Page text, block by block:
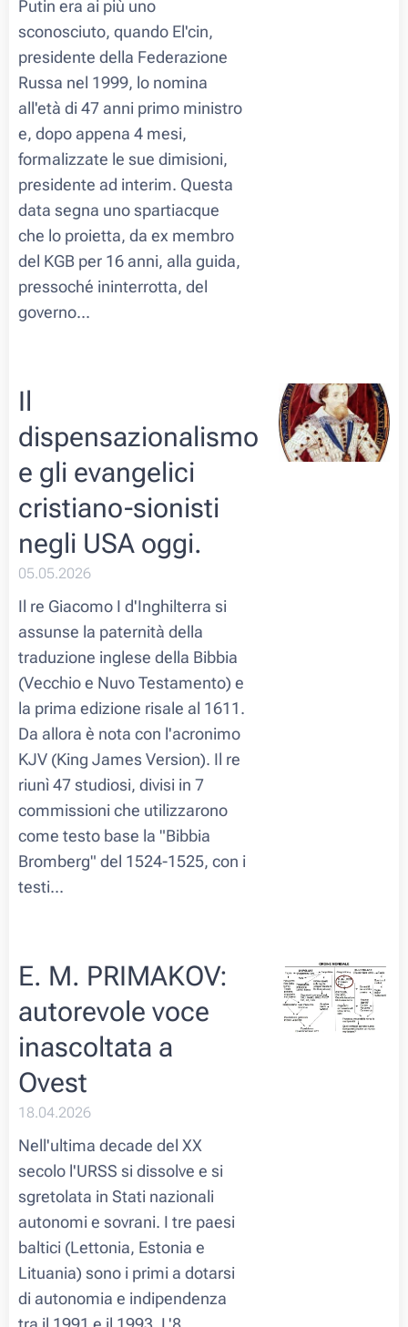
Putin era ai più uno
sconosciuto, quando El'cin,
presidente della Federazione
Russa nel 1999, lo nomina
all'età di 47 anni primo ministro
e, dopo appena 4 mesi,
formalizzate le sue dimisioni,
presidente ad interim. Questa
data segna uno spartiacque
che lo proietta, da ex membro
del KGB per 16 anni, alla guida,
pressoché ininterrotta, del
governo...
Il
dispensazionalismo
e gli evangelici
cristiano-sionisti
negli USA oggi.
05.05.2026
Il re Giacomo I d'Inghilterra si
assunse la paternità della
traduzione inglese della Bibbia
(Vecchio e Nuvo Testamento) e
la prima edizione risale al 1611.
Da allora è nota con l'acronimo
KJV (King James Version). Il re
riunì 47 studiosi, divisi in 7
commissioni che utilizzarono
come testo base la "Bibbia
Bromberg" del 1524-1525, con i
testi...
E. M. PRIMAKOV:
autorevole voce
inascoltata a
Ovest
18.04.2026
Nell'ultima decade del XX
secolo l'URSS si dissolve e si
sgretolata in Stati nazionali
autonomi e sovrani. I tre paesi
baltici (Lettonia, Estonia e
Lituania) sono i primi a dotarsi
di autonomia e indipendenza